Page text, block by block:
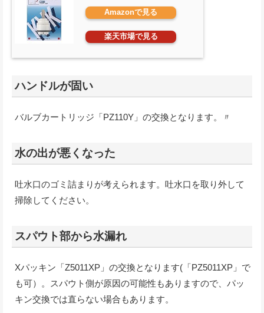
Amazonで見る
楽天市場で見る
ハンドルが固い
バルブカートリッジ「PZ110Y」の交換となります。〃
水の出が悪くなった
吐水口のゴミ詰まりが考えられます。吐水口を取り外して
掃除してください。
スパウト部から水漏れ
Xパッキン「Z5011XP」の交換となります(「PZ5011XP」で
も可）。スパウト側が原因の可能性もありますので、パッ
キン交換では直らない場合もあります。